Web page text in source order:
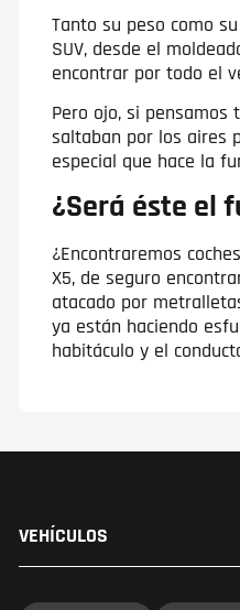
Tanto su peso como
SUV, desde el
encontrar por todo el
Pero ojo, si pensamos
saltaban por los aires
especial que hace la
¿Será éste el
¿Encontraremos
X5, de seguro
atacado por
ya están haciendo
habitáculo y el
VEHÍCULOS